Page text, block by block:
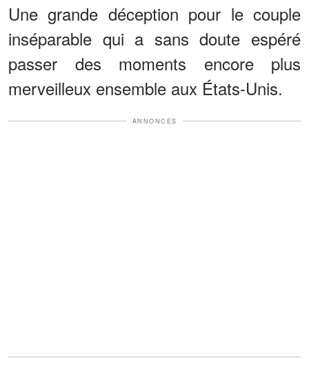
Une grande déception pour le couple
inséparable qui a sans doute espéré
passer des moments encore plus
merveilleux ensemble aux États-Unis.
ANNONCES